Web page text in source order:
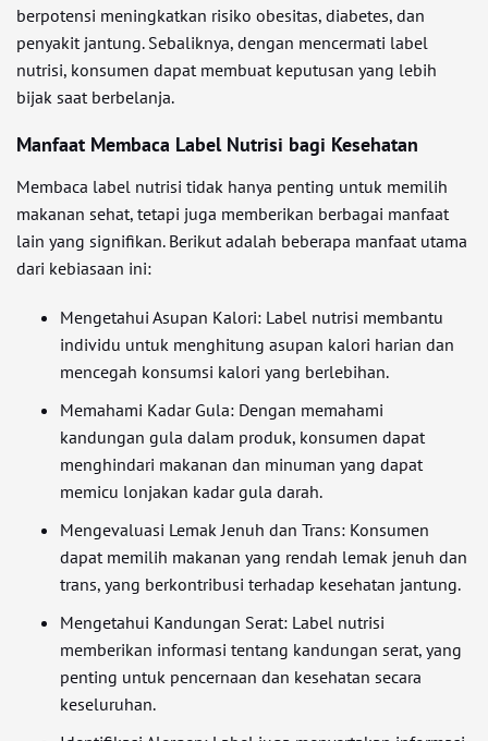
berpotensi meningkatkan risiko obesitas, diabetes, dan
penyakit jantung. Sebaliknya, dengan mencermati label
nutrisi, konsumen dapat membuat keputusan yang lebih
bijak saat berbelanja.
Manfaat Membaca Label Nutrisi bagi Kesehatan
Membaca label nutrisi tidak hanya penting untuk memilih
makanan sehat, tetapi juga memberikan berbagai manfaat
lain yang signifikan. Berikut adalah beberapa manfaat utama
dari kebiasaan ini:
Mengetahui Asupan Kalori: Label nutrisi membantu
individu untuk menghitung asupan kalori harian dan
mencegah konsumsi kalori yang berlebihan.
Memahami Kadar Gula: Dengan memahami
kandungan gula dalam produk, konsumen dapat
menghindari makanan dan minuman yang dapat
memicu lonjakan kadar gula darah.
Mengevaluasi Lemak Jenuh dan Trans: Konsumen
dapat memilih makanan yang rendah lemak jenuh dan
trans, yang berkontribusi terhadap kesehatan jantung.
Mengetahui Kandungan Serat: Label nutrisi
memberikan informasi tentang kandungan serat, yang
penting untuk pencernaan dan kesehatan secara
keseluruhan.